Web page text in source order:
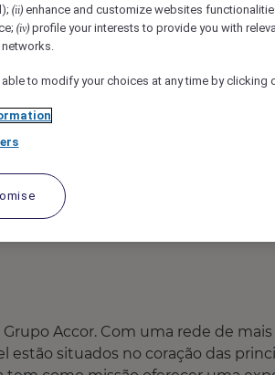
Accor. Com uma rede de
situados no coração das
(ii) enhance and customize websites
(iv) profile your interests to provide you with
able to modify your choices at any time by